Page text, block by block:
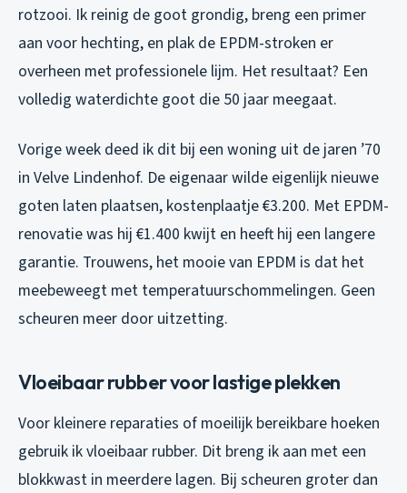
rotzooi. Ik reinig de goot grondig, breng een primer
aan voor hechting, en plak de EPDM-stroken er
overheen met professionele lijm. Het resultaat? Een
volledig waterdichte goot die 50 jaar meegaat.
Vorige week deed ik dit bij een woning uit de jaren ’70
in Velve Lindenhof. De eigenaar wilde eigenlijk nieuwe
goten laten plaatsen, kostenplaatje €3.200. Met EPDM-
renovatie was hij €1.400 kwijt en heeft hij een langere
garantie. Trouwens, het mooie van EPDM is dat het
meebeweegt met temperatuurschommelingen. Geen
scheuren meer door uitzetting.
Vloeibaar rubber voor lastige plekken
Voor kleinere reparaties of moeilijk bereikbare hoeken
gebruik ik vloeibaar rubber. Dit breng ik aan met een
blokkwast in meerdere lagen. Bij scheuren groter dan